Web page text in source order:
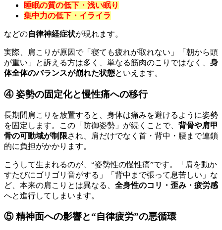
睡眠の質の低下・浅い眠り
集中力の低下・イライラ
などの自律神経症状が現れます。
実際、肩こりが原因で「寝ても疲れが取れない」「朝から頭
が重い」と訴える方は多く、単なる筋肉のこりではなく、 身
体全体のバランスが崩れた状態といえます。
④ 姿勢の固定化と慢性痛への移行
長期間肩こりを放置すると、身体は痛みを避けるように姿勢
を固定します。この「防御姿勢」が続くことで、 背骨や肩甲
骨の可動域が制限され、肩だけでなく首・背中・腰まで連鎖
的に負担がかかります。
こうして生まれるのが、“姿勢性の慢性痛”です。「肩を動か
すたびにゴリゴリ音がする」「背中まで張って息苦しい」な
ど、本来の肩こりとは異なる、 全身性のコリ・歪み・疲労感
へと進行してしまいます。
⑤ 精神面への影響と“自律疲労”の悪循環